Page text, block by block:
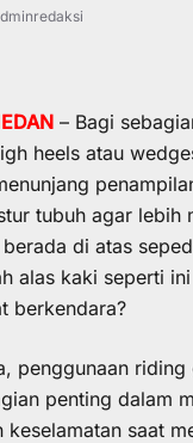
– Bagi
heels atau
tubuh agar lebih
di atas
alas kaki seperti
berkendara?
penggunaan riding
penting dalam
keselamatan saat